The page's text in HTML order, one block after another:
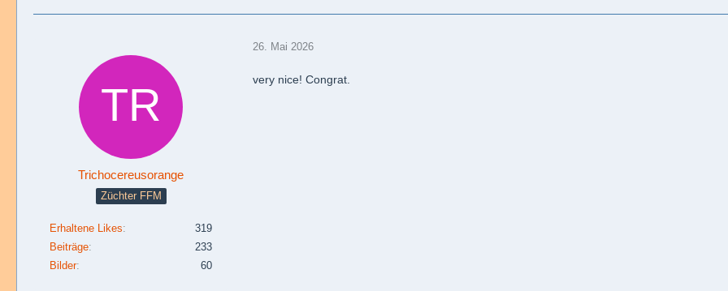
Trichocereusorange
Züchter FFM
Erhaltene Likes
319
Beiträge
233
Bilder
60
26. Mai 2026
very nice! Congrat.